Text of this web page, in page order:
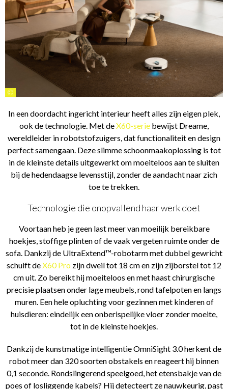
©
In een doordacht ingericht interieur heeft alles zijn eigen plek,
ook de technologie. Met deX60-serie bewijst Dreame,
wereldleider in robotstofzuigers, dat functionaliteit en design
perfect samengaan. Deze slimme schoonmaakoplossing is tot
in de kleinste details uitgewerkt om moeiteloos aan te sluiten
bij de hedendaagse levensstijl, zonder de aandacht naar zich
toe te trekken.
Technologie die onopvallend haar werk doet
Voortaan heb je geen last meer van moeilijk bereikbare
hoekjes, stoffige plinten of de vaak vergeten ruimte onder de
sofa. Dankzij de UltraExtend™-robotarm met dubbel gewricht
schuift deX60 Pro zijn dweil tot 18 cm en zijn zijborstel tot 12
cm uit. Zo bereikt hij moeiteloos en met haast chirurgische
precisie plaatsen onder lage meubels, rond tafelpoten en langs
muren. Een hele opluchting voor gezinnen met kinderen of
huisdieren: eindelijk een onberispelijke vloer zonder moeite,
tot in de kleinste hoekjes.
Dankzij de kunstmatige intelligentie OmniSight 3.0 herkent de
robot meer dan 320 soorten obstakels en reageert hij binnen
0,1 seconde. Rondslingerend speelgoed, het etensbakje van de
poes of losliggende kabels? Hij detecteert ze nauwkeurig, past